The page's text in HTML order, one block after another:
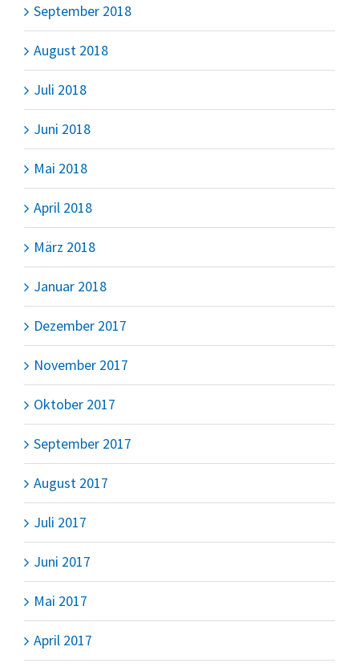
September 2018
August 2018
Juli 2018
Juni 2018
Mai 2018
April 2018
März 2018
Januar 2018
Dezember 2017
November 2017
Oktober 2017
September 2017
August 2017
Juli 2017
Juni 2017
Mai 2017
April 2017